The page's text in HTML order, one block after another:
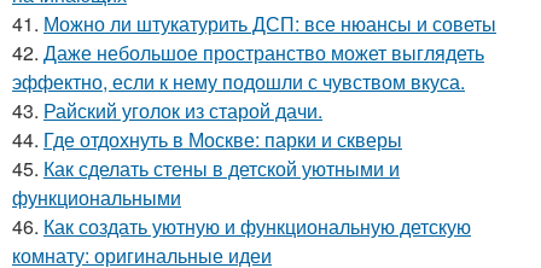
41. Можно ли штукатурить ДСП: все нюансы и советы
42. Даже небольшое пространство может выглядеть
эффектно, если к нему подошли с чувством вкуса.
43. Райский уголок из старой дачи.
44. Где отдохнуть в Москве: парки и скверы
45. Как сделать стены в детской уютными и
функциональными
46. Как создать уютную и функциональную детскую
комнату: оригинальные идеи